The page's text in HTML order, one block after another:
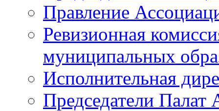
Правление
Ревизионная
муниципальных
Исполнительная
Председатели